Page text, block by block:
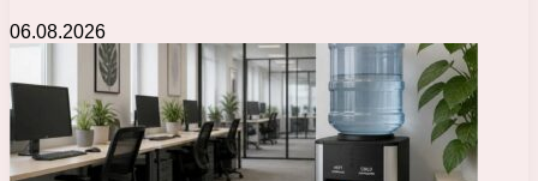
06.08.2026